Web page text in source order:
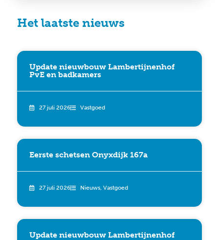
Het laatste nieuws
Update nieuwbouw Lambertijnenhof
PvE en badkamers
27 juli 2026 Vastgoed
Eerste schetsen Onyxdijk 167a
27 juli 2026 Nieuws, Vastgoed
Update nieuwbouw Lambertijnenhof